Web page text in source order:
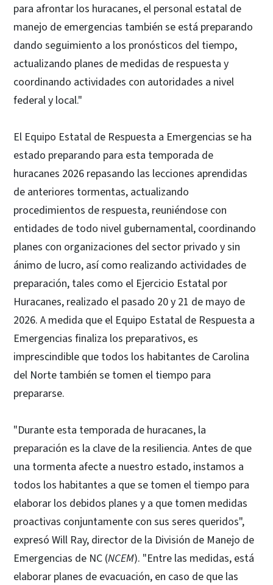
para afrontar los huracanes, el personal estatal de
manejo de emergencias también se está preparando
dando seguimiento a los pronósticos del tiempo,
actualizando planes de medidas de respuesta y
coordinando actividades con autoridades a nivel
federal y local."
El Equipo Estatal de Respuesta a Emergencias se ha
estado preparando para esta temporada de
huracanes 2026 repasando las lecciones aprendidas
de anteriores tormentas, actualizando
procedimientos de respuesta, reuniéndose con
entidades de todo nivel gubernamental, coordinando
planes con organizaciones del sector privado y sin
ánimo de lucro, así como realizando actividades de
preparación, tales como el Ejercicio Estatal por
Huracanes, realizado el pasado 20 y 21 de mayo de
2026. A medida que el Equipo Estatal de Respuesta a
Emergencias finaliza los preparativos, es
imprescindible que todos los habitantes de Carolina
del Norte también se tomen el tiempo para
prepararse.
"Durante esta temporada de huracanes, la
preparación es la clave de la resiliencia. Antes de que
una tormenta afecte a nuestro estado, instamos a
todos los habitantes a que se tomen el tiempo para
elaborar los debidos planes y a que tomen medidas
proactivas conjuntamente con sus seres queridos",
expresó Will Ray, director de la División de Manejo de
Emergencias de NC (NCEM). "Entre las medidas, está
elaborar planes de evacuación, en caso de que las